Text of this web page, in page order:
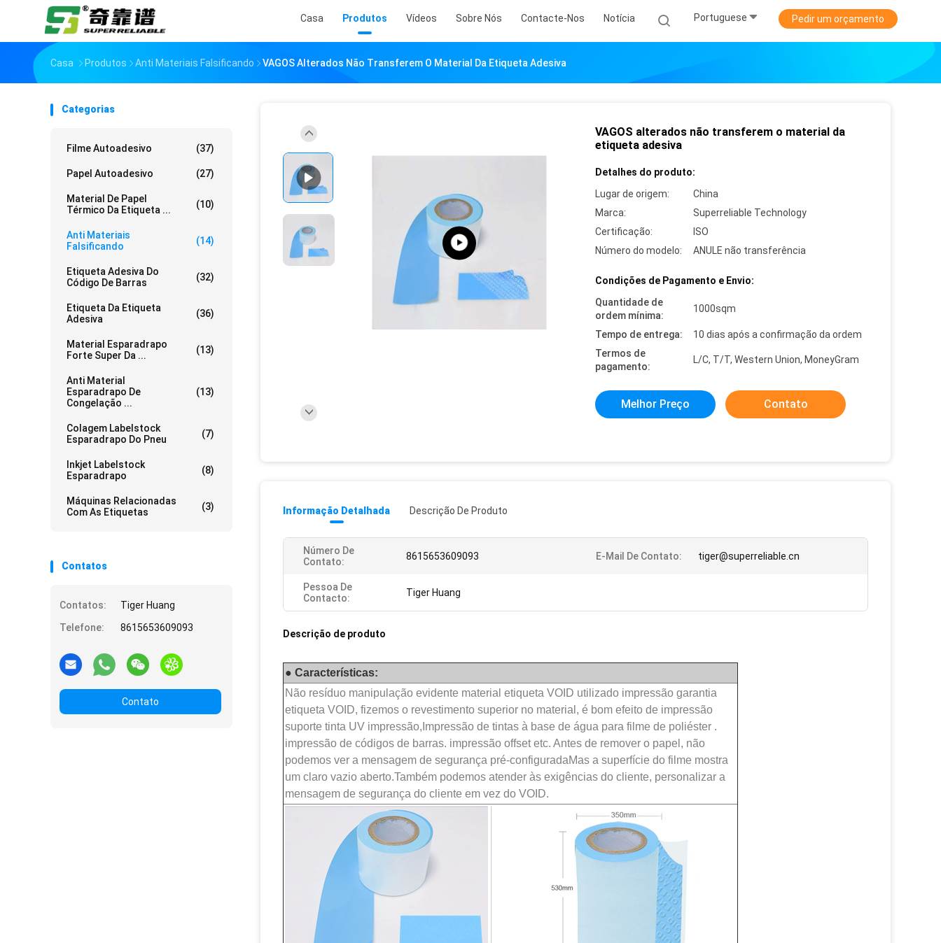
Casa Produtos Vídeos Sobre Nós Contacte-Nos Notícia Portuguese Pedir um orçamento
Casa Produtos Anti Materiais Falsificando VAGOS Alterados Não Transferem O Material Da Etiqueta Adesiva
Categorias
Filme Autoadesivo (37)
Papel Autoadesivo (27)
Material De Papel
Térmico Da Etiqueta ...
(10)
Anti Materiais
Falsificando
(14)
Etiqueta Adesiva Do
Código De Barras
(32)
Etiqueta Da Etiqueta
Adesiva
(36)
Material Esparadrapo
Forte Super Da ...
(13)
Anti Material
Esparadrapo De
Congelação ...
(13)
Colagem Labelstock
Esparadrapo Do Pneu
(7)
Inkjet Labelstock
Esparadrapo
(8)
Máquinas Relacionadas
Com As Etiquetas
(3)
Contatos
Contatos:
Tiger Huang
Telefone:
8615653609093
Contato
VAGOS alterados não transferem o material da
etiqueta adesiva
Detalhes do produto:
Lugar de origem:
China
Marca:
Superreliable Technology
Certificação:
ISO
Número do modelo:
ANULE não transferência
Condições de Pagamento e Envio:
Quantidade de
ordem mínima:
1000sqm
Tempo de entrega:
10 dias após a confirmação da ordem
Termos de
pagamento:
L/C, T/T, Western Union, MoneyGram
Melhor Preço Contato
Informação Detalhada Descrição De Produto
Número De
Contato:
8615653609093 E-Mail De Contato: tiger@superreliable.cn
Pessoa De
Contacto:
Tiger Huang
Descrição de produto
● Características:
Não resíduo manipulação evidente material etiqueta VOID utilizado impressão garantia
etiqueta VOID, fizemos o revestimento superior no material, é bom efeito de impressão
suporte tinta UV impressão,Impressão de tintas à base de água para filme de poliéster .
impressão de códigos de barras. impressão offset etc. Antes de remover o papel, não
podemos ver a mensagem de segurança pré-configuradaMas a superfície do filme mostra
um claro vazio aberto.Também podemos atender às exigências do cliente, personalizar a
mensagem de segurança do cliente em vez do VOID.